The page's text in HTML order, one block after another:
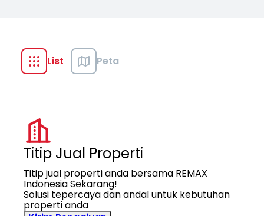
List Peta
Titip Jual Properti
Titip jual properti anda bersama REMAX
Indonesia Sekarang!
Solusi tepercaya dan andal untuk kebutuhan
properti anda